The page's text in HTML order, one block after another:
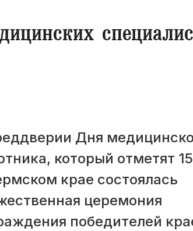
Дня
который отметят
крае состоялась
церемония
победителей